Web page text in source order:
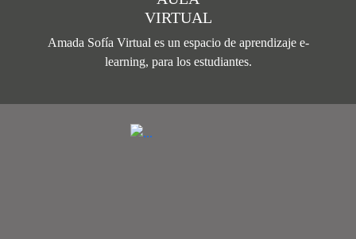
VIRTUAL
Amada Sofía Virtual es un espacio de aprendizaje e-
learning, para los estudiantes.